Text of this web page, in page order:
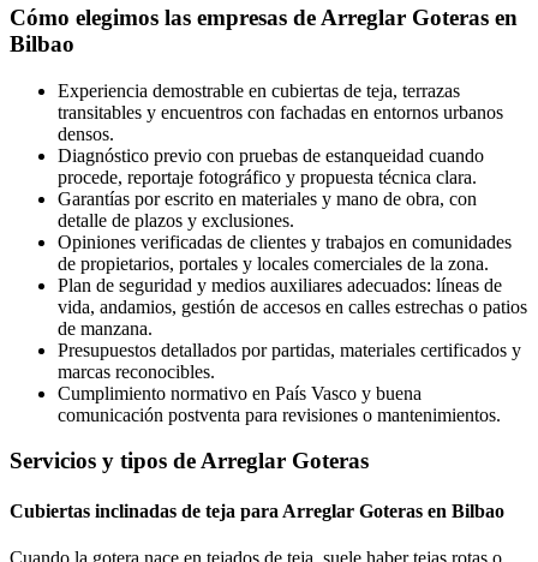
Cómo elegimos las empresas de Arreglar Goteras en
Bilbao
Experiencia demostrable en cubiertas de teja, terrazas
transitables y encuentros con fachadas en entornos urbanos
densos.
Diagnóstico previo con pruebas de estanqueidad cuando
procede, reportaje fotográfico y propuesta técnica clara.
Garantías por escrito en materiales y mano de obra, con
detalle de plazos y exclusiones.
Opiniones verificadas de clientes y trabajos en comunidades
de propietarios, portales y locales comerciales de la zona.
Plan de seguridad y medios auxiliares adecuados: líneas de
vida, andamios, gestión de accesos en calles estrechas o patios
de manzana.
Presupuestos detallados por partidas, materiales certificados y
marcas reconocibles.
Cumplimiento normativo en País Vasco y buena
comunicación postventa para revisiones o mantenimientos.
Servicios y tipos de Arreglar Goteras
Cubiertas inclinadas de teja para Arreglar Goteras en Bilbao
Cuando la gotera nace en tejados de teja, suele haber tejas rotas o